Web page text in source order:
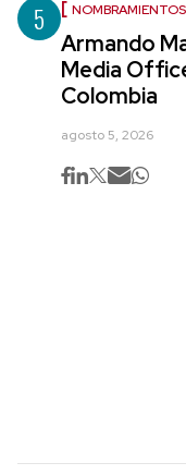
5 NOMBRAMIENTOS
Armando
Media
Colombia
agosto 5, 2026